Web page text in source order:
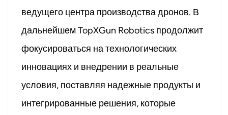
ведущего центра производства дронов. В
дальнейшем TopXGun Robotics продолжит
фокусироваться на технологических
инновациях и внедрении в реальные
условия, поставляя надежные продукты и
интегрированные решения, которые